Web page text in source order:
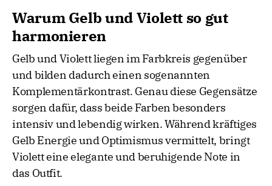
Warum Gelb und Violett so gut
harmonieren
Gelb und Violett liegen im Farbkreis gegenüber
und bilden dadurch einen sogenannten
Komplementärkontrast. Genau diese Gegensätze
sorgen dafür, dass beide Farben besonders
intensiv und lebendig wirken. Während kräftiges
Gelb Energie und Optimismus vermittelt, bringt
Violett eine elegante und beruhigende Note in
das Outfit.